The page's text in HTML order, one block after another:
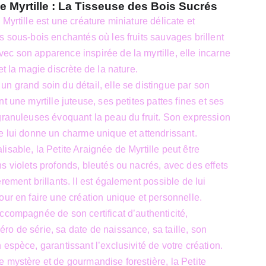
Myrtille : La Tisseuse des Bois Sucrés
est une créature miniature délicate et
sous-bois enchantés où les fruits sauvages brillent
son apparence inspirée de la myrtille, elle incarne
la magie discrète de la nature.
grand soin du détail, elle se distingue par son
une myrtille juteuse, ses petites pattes fines et ses
évoquant la peau du fruit. Son expression
lui donne un charme unique et attendrissant.
la Petite Araignée de Myrtille peut être
violets profonds, bleutés ou nacrés, avec des effets
brillants. Il est également possible de lui
en faire une création unique et personnelle.
de son certificat d’authenticité,
de série, sa date de naissance, sa taille, son
garantissant l’exclusivité de votre création.
mystère et de gourmandise forestière, la Petite